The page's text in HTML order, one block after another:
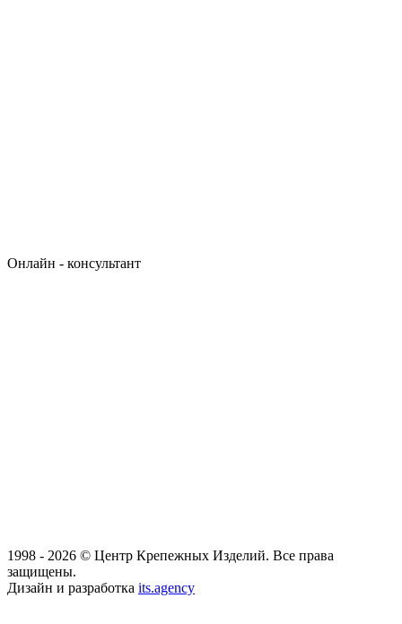
Онлайн - консультант
1998 - 2026 © Центр Крепежных Изделий. Все права
защищены.
Дизайн и разработка its.agency